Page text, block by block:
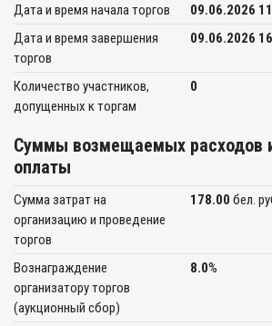
Дата и время начала торгов
09.06.2026
Дата и время завершения
торгов
09.06.2026
Количество участников,
допущенных к торгам
0
Суммы возмещаемых расходов
оплаты
Сумма затрат на
организацию и проведение
торгов
178.00 бел.
Вознаграждение
организатору торгов
(аукционный сбор)
8.0%